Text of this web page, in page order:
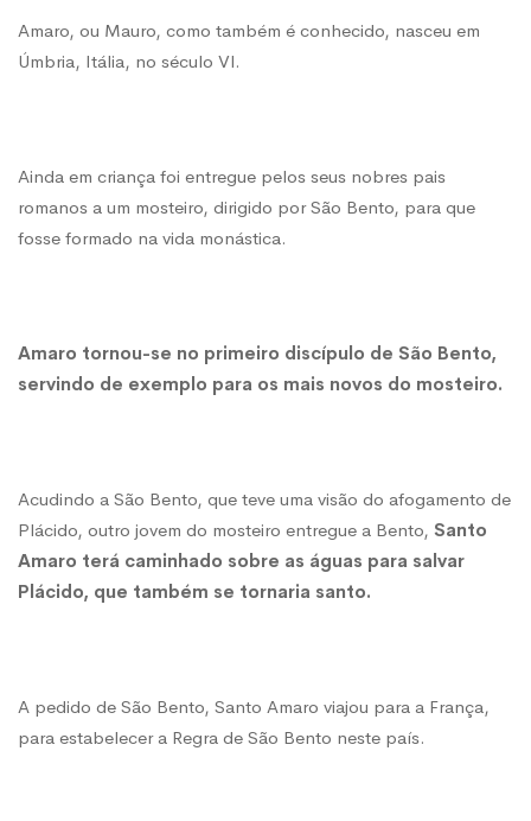
Amaro, ou Mauro, como também é conhecido, nasceu em
Úmbria, Itália, no século VI.
Ainda em criança foi entregue pelos seus nobres pais
romanos a um mosteiro, dirigido por São Bento, para que
fosse formado na vida monástica.
Amaro tornou-se no primeiro discípulo de São Bento,
servindo de exemplo para os mais novos do mosteiro.
Acudindo a São Bento, que teve uma visão do afogamento de
Plácido, outro jovem do mosteiro entregue a Bento, Santo
Amaro terá caminhado sobre as águas para salvar
Plácido, que também se tornaria santo.
A pedido de São Bento, Santo Amaro viajou para a França,
para estabelecer a Regra de São Bento neste país.